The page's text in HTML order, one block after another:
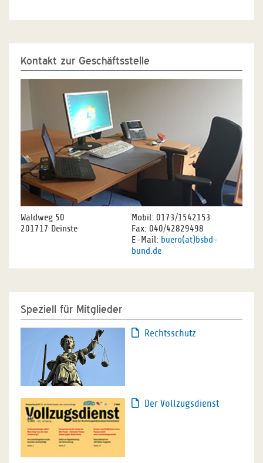
Kontakt zur Geschäftsstelle
Waldweg 50
201717 Deinste
Mobil: 0173/1542153
Fax: 040/42829498
E-Mail: buero(at)bsbd-
bund.de
Speziell für Mitglieder
Rechtsschutz
Der Vollzugsdienst